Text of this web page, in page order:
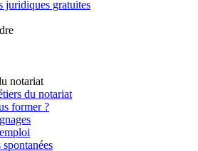
juridiques gratuites
notariat
du notariat
former ?